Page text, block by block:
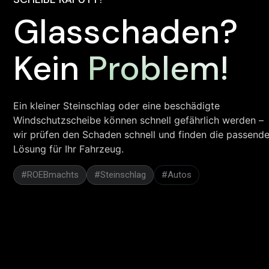
Glasschaden?
Kein Problem!
Ein kleiner Steinschlag oder eine beschädigte
Windschutzscheibe können schnell gefährlich werden –
wir prüfen den Schaden schnell und finden die passende
Lösung für Ihr Fahrzeug.
#ROEBmachts #Steinschlag #Autos